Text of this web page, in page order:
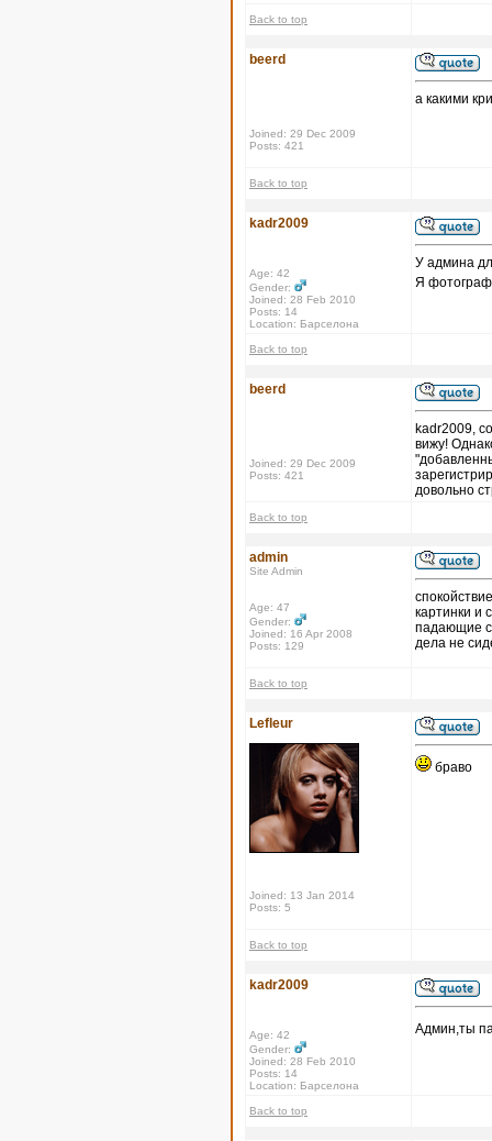
Back to top
beerd
Joined: 29 Dec 2009
Posts: 421
а какими
Back to top
kadr2009
Age: 42
Gender:
Joined: 28 Feb 2010
Posts: 14
Location: Барселона
У админа
Я
Back to top
beerd
Joined: 29 Dec 2009
Posts: 421
kadr2009,
вижу!
довольно
Back to top
admin
Site Admin
Age: 47
Gender:
Joined: 16 Apr 2008
Posts: 129
картинки и
падающие
дела не
Back to top
Lefleur
Joined: 13 Jan 2014
Posts: 5
браво
Back to top
kadr2009
Age: 42
Gender:
Joined: 28 Feb 2010
Posts: 14
Location: Барселона
Админ,ты
Back to top